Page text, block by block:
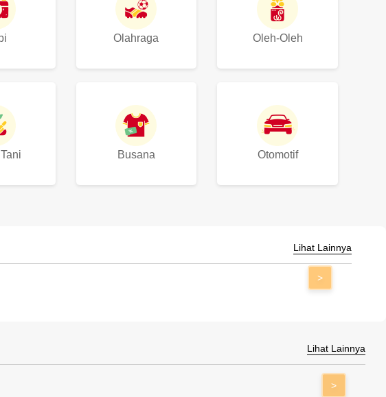
Olahraga Oleh-Oleh
Busana Otomotif
Lihat Lainnya
>
Lihat Lainnya
>